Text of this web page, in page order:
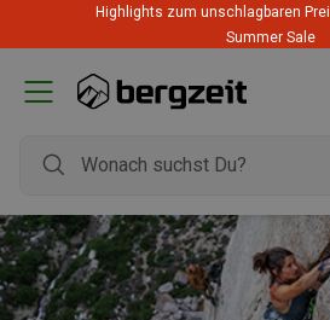
Highlights zum unschlagbaren
Summer Sale